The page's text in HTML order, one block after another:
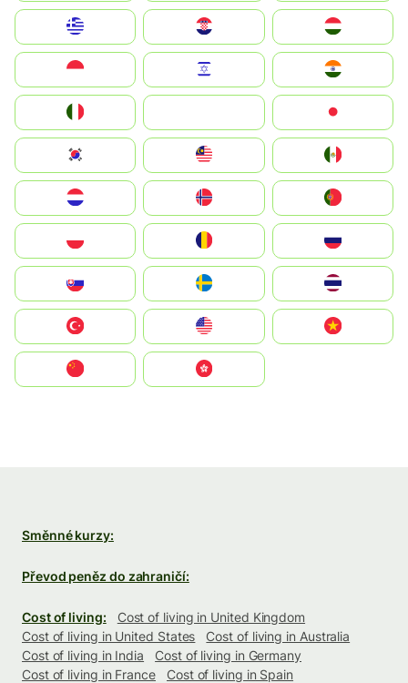
Magyarország
South Korea
United States
中國香港特別行政區
Směnné kurzy:
Převod peněz do zahraničí:
Cost of living:
Cost of living in United Kingdom
Cost of living in United States
Cost of living in Australia
Cost of living in India
Cost of living in Germany
Cost of living in France
Cost of living in Spain